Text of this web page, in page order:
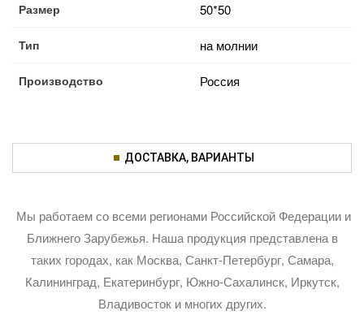
Размер 50*50
Тип на молнии
Производство Россия
ДОСТАВКА, ВАРИАНТЫ
Мы работаем со всеми регионами Российской Федерации и
Ближнего Зарубежья. Наша продукция представлена в
таких городах, как Москва, Санкт-Петербург, Самара,
Калининград, Екатеринбург, Южно-Сахалинск, Иркутск,
Владивосток и многих других.